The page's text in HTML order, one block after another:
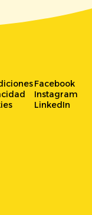
Facebook
Instagram
LinkedIn